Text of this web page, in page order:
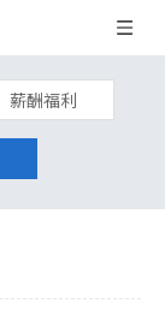
薪酬福利